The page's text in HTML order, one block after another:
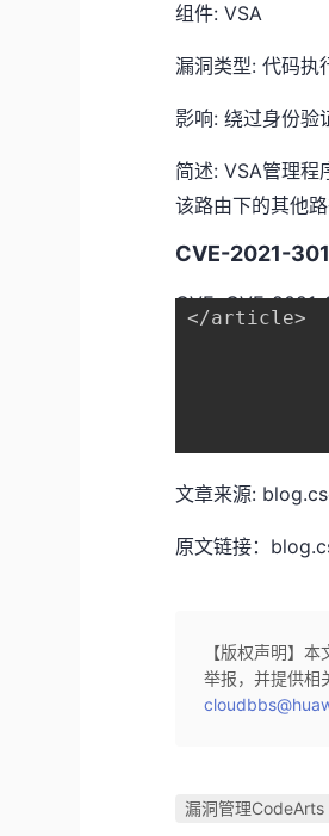
组件: VSA
漏洞类型: 代码执
影响: 绕过身份验
简述: VSA管理程
该路由下的其他
CVE-2021-
CVE: CVE-2021-
影响: 上传恶意文
简述: VSA管理
传漏洞的成因是
</article>
文章来源:
原文链接：
【版权声明】
举报，并提供相
漏洞管理